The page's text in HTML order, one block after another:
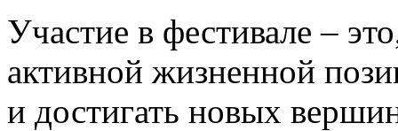
Участие в фестивале –
активной жизненной
и достигать новых